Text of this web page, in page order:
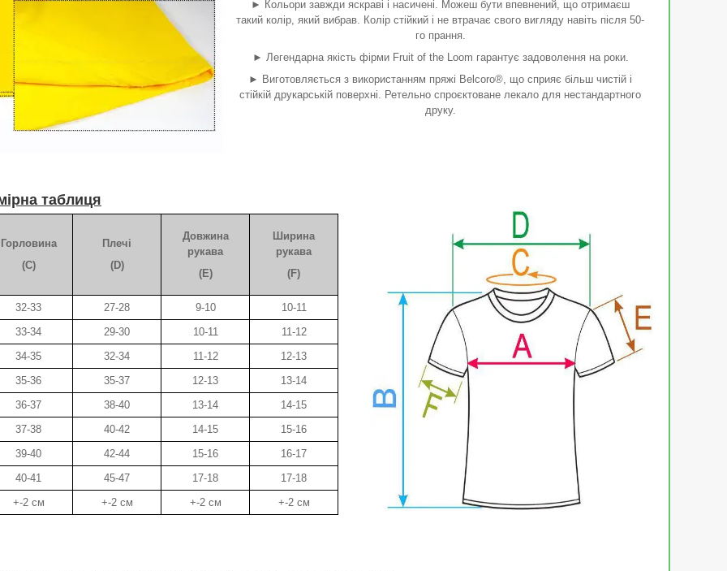
► Кольори завжди яскраві і насичені. Можеш бути впевнений, що отримаєш
такий колір, який вибрав. Колір стійкий і не втрачає свого вигляду навіть після 50-
го прання.
► Легендарна якість фірми Fruit of the Loom гарантує задоволення на роки.
► Виготовляється з використанням пряжі Belcoro®, що сприяє більш чистій і
стійкій друкарській поверхні. Ретельно спроєктоване лекало для нестандартного
друку.
таблиця
Горловина
(C)
Плечі
(D)
Довжина
рукава
(E)
Ширина
рукава
(F)
32-33 27-28 9-10
10-11
33-34
29-30 10-11
11-12
34-35
32-34 11-12
12-13
35-36
35-37 12-13
13-14
36-37
38-40 13-14
14-15
37-38
40-42 14-15
15-16
39-40
42-44 15-16
16-17
40-41
45-47 17-18
17-18
+-2 см
+-2 см +-2 см +-2 см